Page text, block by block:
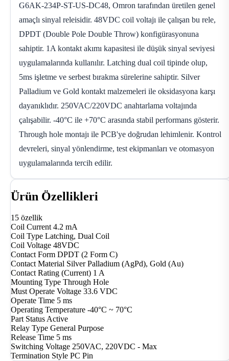
G6AK-234P-ST-US-DC48, Omron tarafından üretilen genel
amaçlı sinyal releisidir. 48VDC coil voltajı ile çalışan bu rele,
DPDT (Double Pole Double Throw) konfigürasyonuna
sahiptir. 1A kontakt akımı kapasitesi ile düşük sinyal seviyesi
uygulamalarında kullanılır. Latching dual coil tipinde olup,
5ms işletme ve serbest bırakma sürelerine sahiptir. Silver
Palladium ve Gold kontakt malzemeleri ile oksidasyona karşı
dayanıklıdır. 250VAC/220VDC anahtarlama voltajında
çalışabilir. -40°C ile +70°C arasında stabil performans gösterir.
Through hole montajı ile PCB'ye doğrudan lehimlenir. Kontrol
devreleri, sinyal yönlendirme, test ekipmanları ve otomasyon
uygulamalarında tercih edilir.
Ürün Özellikleri
15 özellik
Coil Current 4.2 mA
Coil Type Latching, Dual Coil
Coil Voltage 48VDC
Contact Form DPDT (2 Form C)
Contact Material Silver Palladium (AgPd), Gold (Au)
Contact Rating (Current) 1 A
Mounting Type Through Hole
Must Operate Voltage 33.6 VDC
Operate Time 5 ms
Operating Temperature -40°C ~ 70°C
Part StatusActive
Relay Type General Purpose
Release Time 5 ms
Switching Voltage 250VAC, 220VDC - Max
Termination Style PC Pin